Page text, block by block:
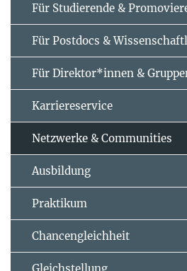
Für Studierende &
Für Postdocs &
Für Direktor*innen &
Karriereservice
Netzwerke & Communities
Ausbildung
Praktikum
Chancengleichheit
Gleichstellung